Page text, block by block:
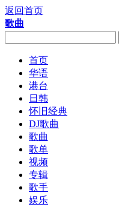
返回首页
歌曲
首页
华语
港台
日韩
怀旧经典
DJ歌曲
歌曲
歌单
视频
专辑
歌手
娱乐